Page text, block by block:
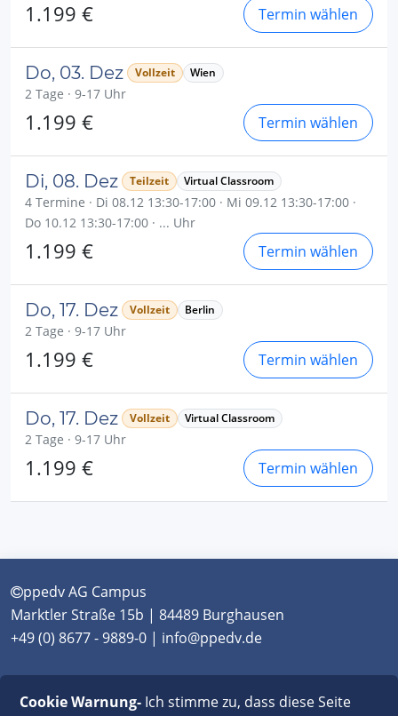
1.199 € Termin wählen
Do, 03. Dez Vollzeit Wien
2 Tage · 9-17 Uhr
1.199 € Termin wählen
Di, 08. Dez Teilzeit Virtual Classroom
4 Termine · Di 08.12 13:30-17:00 · Mi 09.12 13:30-17:00 ·
Do 10.12 13:30-17:00 · ... Uhr
1.199 € Termin wählen
Do, 17. Dez Vollzeit Berlin
2 Tage · 9-17 Uhr
1.199 € Termin wählen
Do, 17. Dez Vollzeit Virtual Classroom
2 Tage · 9-17 Uhr
1.199 € Termin wählen
ppedv AG Campus
Marktler Straße 15b | 84489 Burghausen
+49 (0) 8677 - 9889-0 | info@ppedv.de
Cookie Warnung-Ich stimme zu, dass diese Seite